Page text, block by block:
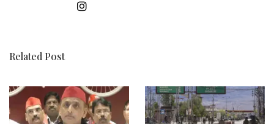
Related Post